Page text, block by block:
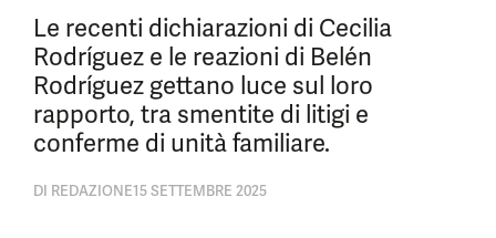
Le recenti dichiarazioni di Cecilia
Rodríguez e le reazioni di Belén
Rodríguez gettano luce sul loro
rapporto, tra smentite di litigi e
conferme di unità familiare.
DI REDAZIONE15 SETTEMBRE 2025